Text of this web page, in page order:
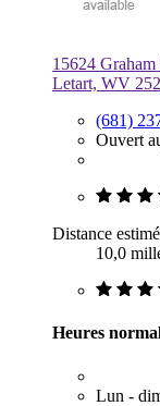
15624
Letart, WV
(681)
Ouvert
Distance
10,0
Heures
Lun -